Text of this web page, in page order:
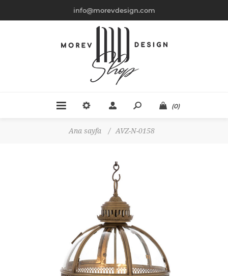
info@morevdesign.com
(0)
Ana sayfa / AVZ-N-0158